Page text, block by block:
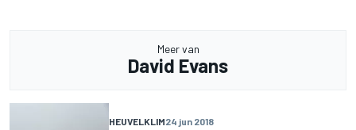
Meer van
David Evans
HEUVELKLIM24 jun 2018